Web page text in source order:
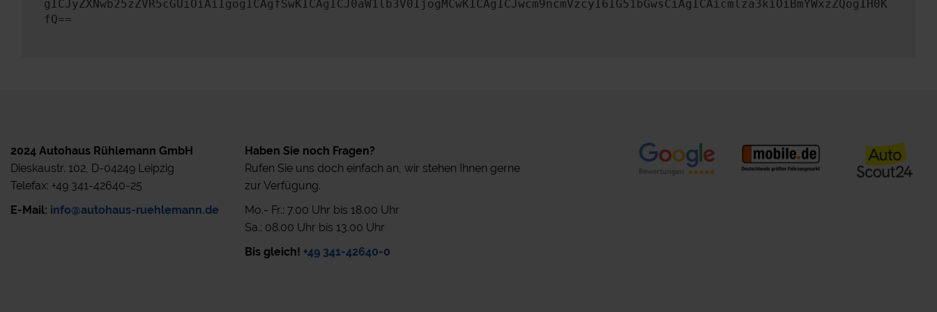
gICJyZXNwb25zZVR5cGUiOiAiIgogICAgfSwKICAgICJ0aW1lb3V0IjogMCwKICAgICJwcm9ncmVzcyI6IG51bGwsCiAgICAicmlza3kiOiBmYWxzZQogIH0K
fQ==
2024 Autohaus Rühlemann GmbH
Dieskaustr. 102, D-04249 Leipzig
Telefax: +49 341-42640-25
E-Mail: info@autohaus-ruehlemann.de
Haben Sie noch Fragen?
Rufen Sie uns doch einfach an, wir stehen Ihnen gerne
zur Verfügung.
Mo.- Fr.: 7.00 Uhr bis 18.00 Uhr
Sa.: 08.00 Uhr bis 13.00 Uhr
Bis gleich! +49 341-42640-0